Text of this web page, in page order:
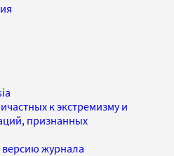
к экстремизму и
признанных
журнала